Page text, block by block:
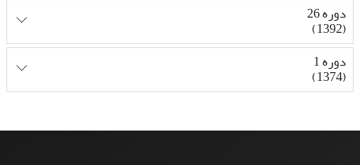
دوره 26
(1392)
دوره 1
(1374)